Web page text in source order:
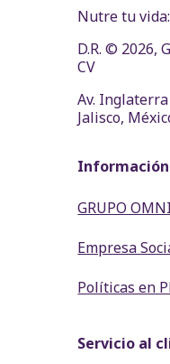
Nutre tu
D.R. © 2026,
CV
Av.
Jalisco,
GRUPO
Empresa
Políticas en
Servicio al